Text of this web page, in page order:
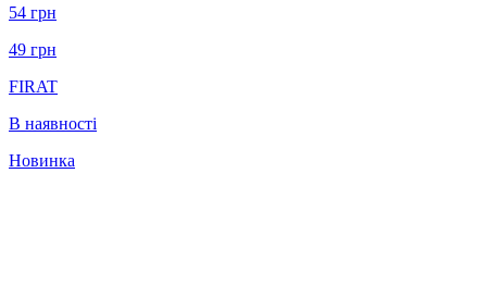
54 грн
49 грн
FIRAT
В наявності
Новинка